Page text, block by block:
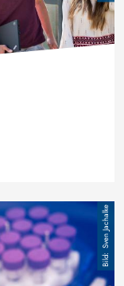
Sven Jachalke